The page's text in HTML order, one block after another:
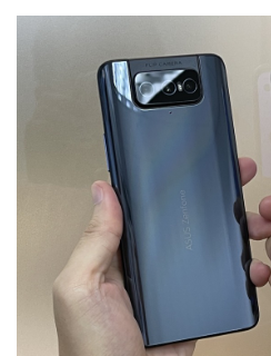
遊戲動漫
生成式AI與雲端應用
Enterprise Digital Transformation